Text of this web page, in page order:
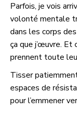
Parfois, je vois
volonté mentale
dans les corps
ça que j’œuvre. Et
prennent toute
Tisser
espaces de
pour l’emmener